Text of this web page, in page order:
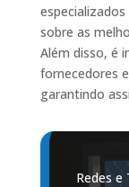
sobre as
Além disso, é
fornecedores
garantindo
Redes e